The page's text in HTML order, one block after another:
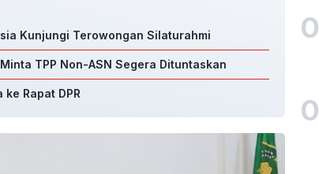
Kunjungi Terowongan Silaturahmi
TPP Non-ASN Segera Dituntaskan
Rapat DPR